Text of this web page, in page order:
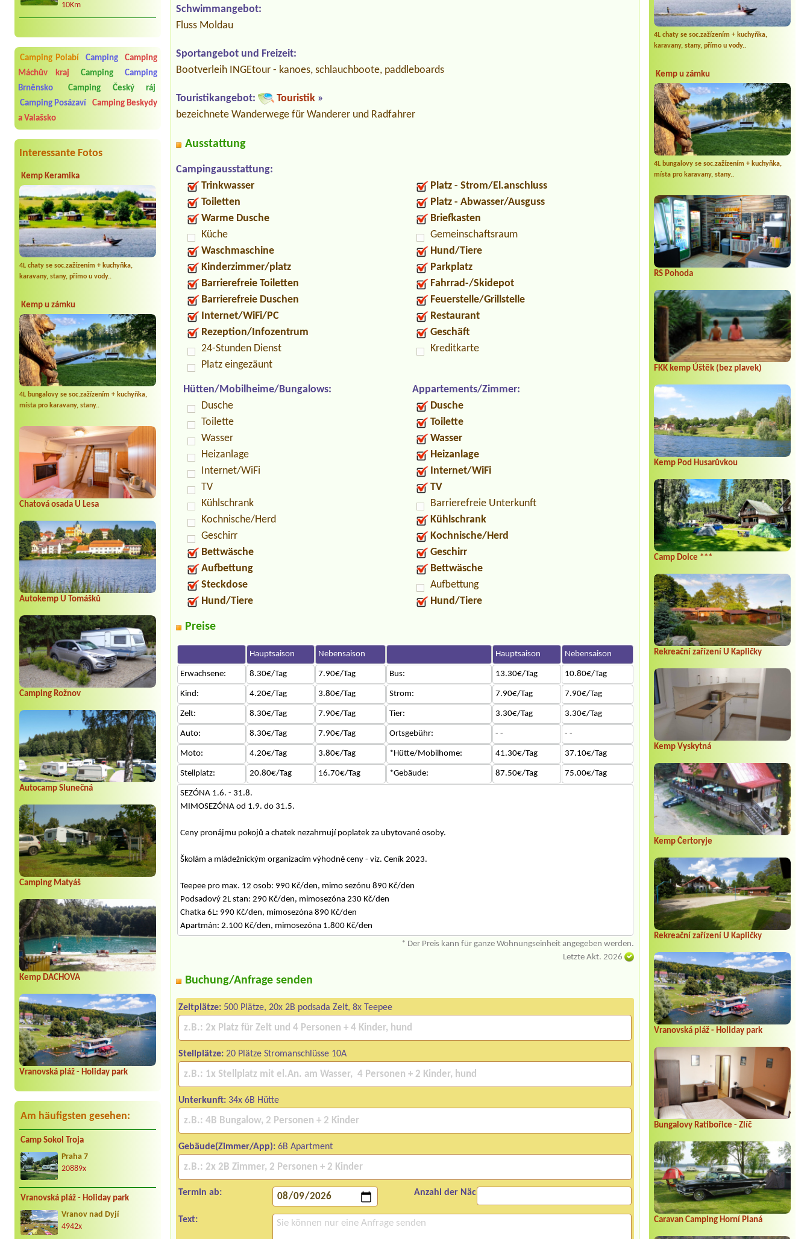
10Km
Camping Polabí Camping
Camping
Máchův kraj
Camping
Camping
Brněnsko
Camping Český ráj
Camping Posázaví
Camping Beskydy
a Valašsko
Interessante Fotos
Kemp Keramika
4L chaty se soc.zažízením + kuchyňka,
karavany, stany, přímo u vody..
Kemp u zámku
4L bungalovy se soc.zažízením + kuchyňka,
místa pro karavany, stany..
Chatová osada U Lesa
Autokemp U Tomášků
Camping Rožnov
Autocamp Slunečná
Camping Matyáš
Kemp DACHOVA
Vranovská pláž - Holiday park
Am häufigsten gesehen:
Camp Sokol Troja
Praha 7
20889x
Vranovská pláž - Holiday park
Vranov nad Dyjí
4942x
4L chaty se soc.zažízením + kuchyňka,
karavany, stany, přímo u vody..
Kemp u zámku
4L bungalovy se soc.zažízením + kuchyňka,
místa pro karavany, stany..
RS Pohoda
FKK kemp Úštěk (bez plavek)
Kemp Pod Husarůvkou
Camp Dolce ***
Rekreační zařízení U Kapličky
Kemp Vyskytná
Kemp Čertoryje
Rekreační zařízení U Kapličky
Vranovská pláž - Holiday park
Bungalovy Ratibořice - Zlíč
Caravan Camping Horní Planá
Schwimmangebot:
Fluss Moldau
Sportangebot und Freizeit:
Bootverleih INGEtour - kanoes, schlauchboote, paddleboards
Touristikangebot: Touristik »
bezeichnete Wanderwege für Wanderer und Radfahrer
Ausstattung
Campingausstattung:
Trinkwasser
Toiletten
Warme Dusche
Küche
Waschmaschine
Kinderzimmer/platz
Barrierefreie Toiletten
Barrierefreie Duschen
Internet/WiFi/PC
Rezeption/Infozentrum
24-Stunden Dienst
Platz eingezäunt
Platz - Strom/El.anschluss
Platz - Abwasser/Ausguss
Briefkasten
Gemeinschaftsraum
Hund/Tiere
Parkplatz
Fahrrad-/Skidepot
Feuerstelle/Grillstelle
Restaurant
Geschäft
Kreditkarte
Hütten/Mobilheime/Bungalows:
Dusche
Toilette
Wasser
Heizanlage
Internet/WiFi
TV
Kühlschrank
Kochnische/Herd
Geschirr
Bettwäsche
Aufbettung
Steckdose
Hund/Tiere
Appartements/Zimmer:
Dusche
Toilette
Wasser
Heizanlage
Internet/WiFi
TV
Barrierefreie Unterkunft
Kühlschrank
Kochnische/Herd
Geschirr
Bettwäsche
Aufbettung
Hund/Tiere
Preise
Hauptsaison Nebensaison Hauptsaison Nebensaison
Erwachsene: 8.30€/Tag 7.90€/Tag Bus: 13.30€/Tag 10.80€/Tag
Kind: 4.20€/Tag 3.80€/Tag Strom: 7.90€/Tag 7.90€/Tag
Zelt: 8.30€/Tag 7.90€/Tag Tier: 3.30€/Tag 3.30€/Tag
Auto: 8.30€/Tag 7.90€/Tag Ortsgebühr: - - - -
Moto: 4.20€/Tag 3.80€/Tag *Hütte/Mobilhome: 41.30€/Tag 37.10€/Tag
Stellplatz: 20.80€/Tag 16.70€/Tag *Gebäude: 87.50€/Tag 75.00€/Tag
SEZÓNA 1.6. - 31.8.
MIMOSEZÓNA od 1.9. do 31.5.
Ceny pronájmu pokojů a chatek nezahrnují poplatek za ubytované osoby.
Školám a mládežnickým organizacím výhodné ceny - viz. Ceník 2023.
Teepee pro max. 12 osob: 990 Kč/den, mimo sezónu 890 Kč/den
Podsadový 2L stan: 290 Kč/den, mimosezóna 230 Kč/den
Chatka 6L: 990 Kč/den, mimosezóna 890 Kč/den
Apartmán: 2.100 Kč/den, mimosezóna 1.800 Kč/den
* Der Preis kann für ganze Wohnungseinheit angegeben werden.
Letzte Akt. 2026
Buchung/Anfrage senden
Zeltplätze: 500 Plätze, 20x 2B podsada Zelt, 8x Teepee
Stellplätze: 20 Plätze Stromanschlüsse 10A
Unterkunft: 34x 6B Hütte
Gebäude(Zimmer/App): 6B Apartment
Termin ab: Anzahl der Nächte:
Text: